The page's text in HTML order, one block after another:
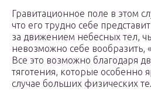
Гравитационное поле в этом
что его трудно себе
за движением небесных тел,
невозможно себе вообразить,
Все это возможно благодаря
тяготения, которые особенно
случае больших физических